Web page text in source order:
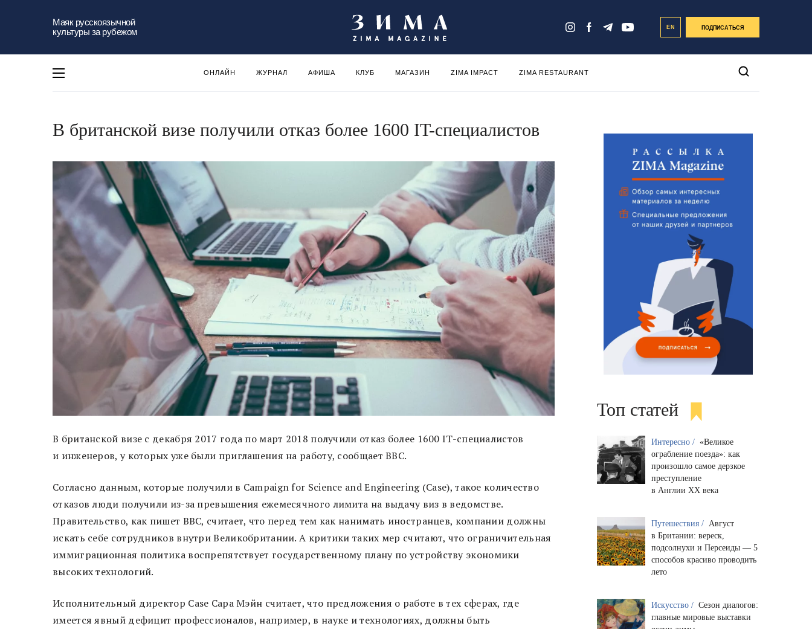
Маяк русскоязычной
культуры за рубежом
EN ПОДПИСАТЬСЯ
ОНЛАЙН ЖУРНАЛ АФИША КЛУБ МАГАЗИН ZIMA IMPACT ZIMA RESTAURANT
В британской визе получили отказ более 1600 IT-специалистов
В британской визе с декабря 2017 года по март 2018 получили отказ более 1600 IT-специалистов
и инженеров, у которых уже были приглашения на работу, сообщает BBC.
Согласно данным, которые получили в Campaign for Science and Engineering (Case), такое количество
отказов люди получили из-за превышения ежемесячного лимита на выдачу виз в ведомстве.
Правительство, как пишет BBC, считает, что перед тем как нанимать иностранцев, компании должны
искать себе сотрудников внутри Великобритании. А критики таких мер считают, что ограничительная
иммиграционная политика воспрепятствует государственному плану по устройству экономики
высоких технологий.
Исполнительный директор Case Сара Мэйн считает, что предложения о работе в тех сферах, где
имеется явный дефицит профессионалов, например, в науке и технологиях, должны быть
Топ статей
Интересно / «Великое
ограбление поезда»: как
произошло самое дерзкое
преступление
в Англии XX века
Путешествия / Август
в Британии: вереск,
подсолнухи и Персеиды — 5
способов красиво проводить
лето
Искусство / Сезон диалогов:
главные мировые выставки